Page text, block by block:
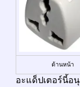
ด้านหน้า
อะแด็ปเตอร์นี้อ